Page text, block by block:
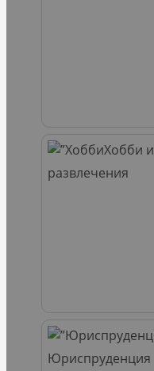
Хобби и
развлечения
Юриспруденция